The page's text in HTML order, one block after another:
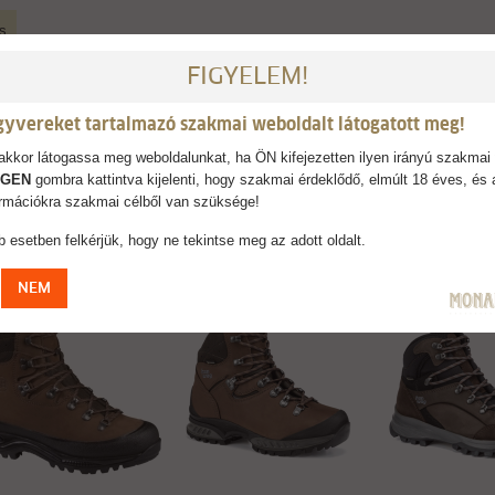
kényelmet biztosító trekking kaptafával készül, robosztus, igazi négy
körében is. A nagy teljesítés, hosszú élettartam és megbízhatóság
besorolás: B – C kategória
AJÁNLJUK
FIGYELEM!
tartalmazó szakmai weboldalt látogatott meg!
látogassa meg weboldalunkat, ha ÖN kifejezetten ilyen irányú
IGEN gombra kattintva kijelenti, hogy szakmai érdeklődő, elmúlt 18 éves, és
szakmai célből van szüksége!
esetben felkérjük, hogy ne tekintse meg az adott oldalt.
NEM